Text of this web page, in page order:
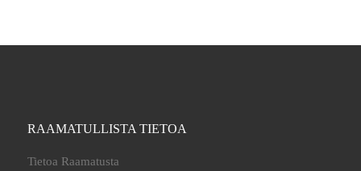
RAAMATULLISTA TIETOA
Tietoa Raamatusta